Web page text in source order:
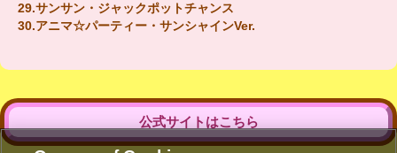
29.サンサン・ジャックポットチャンス
30.アニマ☆パーティー・サンシャインVer.
公式サイトはこちら